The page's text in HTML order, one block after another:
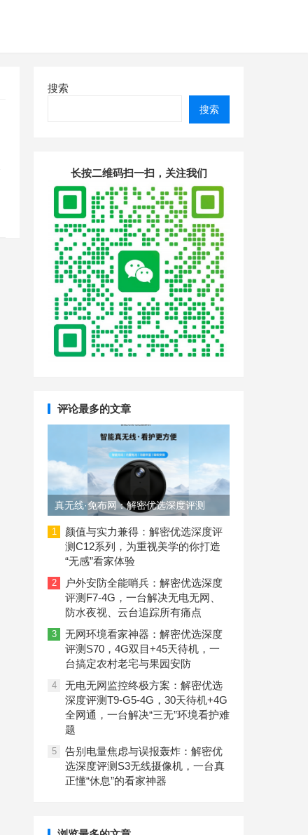
搜索
搜索
长按二维码扫一扫，关注我们
评论最多的文章
真无线·免布网：解密优选深度评测
C11-4G摄像头，如何用磁吸设计+4G
联网解决无网看护难题？
1
颜值与实力兼得：解密优选深度评
测C12系列，为重视美学的你打造
“无感”看家体验
2
户外安防全能哨兵：解密优选深度
评测F7-4G，一台解决无电无网、
防水夜视、云台追踪所有痛点
3
无网环境看家神器：解密优选深度
评测S70，4G双目+45天待机，一
台搞定农村老宅与果园安防
4
无电无网监控终极方案：解密优选
深度评测T9-G5-4G，30天待机+4G
全网通，一台解决“三无”环境看护难
题
5
告别电量焦虑与误报轰炸：解密优
选深度评测S3无线摄像机，一台真
正懂“休息”的看家神器